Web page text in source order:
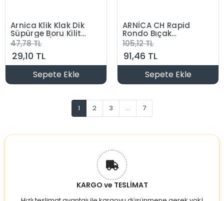
Arnica Klik Klak Dik
Süpürge Boru Kilit
Düğmesi (Orjinal
Ürün)
47,78 TL
29,10 TL
Sepete Ekle
ARNİCA CH Rapid
Rondo Bıçak
Kavrama Dişlisi
(Orjinal Parça)
105,12 TL
91,46 TL
Sepete Ekle
1 2 3 ... 7
KARGO ve TESLİMAT